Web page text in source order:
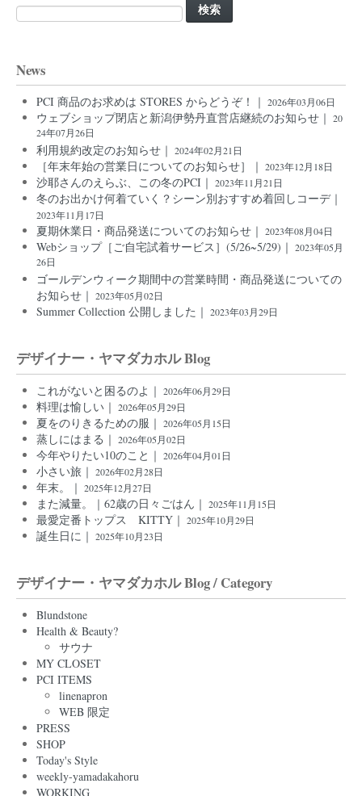
検
索:
News
PCI 商品のお求めは STORES からどうぞ！｜ 2026年03月06日
ウェブショップ閉店と新潟伊勢丹直営店継続のお知らせ｜ 20
24年07月26日
利用規約改定のお知らせ｜ 2024年02月21日
［年末年始の営業日についてのお知らせ］｜ 2023年12月18日
沙耶さんのえらぶ、この冬のPCI｜ 2023年11月21日
冬のお出かけ何着ていく？シーン別おすすめ着回しコーデ｜
2023年11月17日
夏期休業日・商品発送についてのお知らせ｜ 2023年08月04日
Webショップ［ご自宅試着サービス］(5/26~5/29)｜ 2023年05月
26日
ゴールデンウィーク期間中の営業時間・商品発送についての
お知らせ｜ 2023年05月02日
Summer Collection 公開しました｜ 2023年03月29日
デザイナー・ヤマダカホル Blog
これがないと困るのよ｜ 2026年06月29日
料理は愉しい｜ 2026年05月29日
夏をのりきるための服｜ 2026年05月15日
蒸しにはまる｜ 2026年05月02日
今年やりたい10のこと｜ 2026年04月01日
小さい旅｜ 2026年02月28日
年末。｜ 2025年12月27日
また減量。｜62歳の日々ごはん｜ 2025年11月15日
最愛定番トップス KITTY｜ 2025年10月29日
誕生日に｜ 2025年10月23日
デザイナー・ヤマダカホル Blog / Category
Blundstone
Health & Beauty?
サウナ
MY CLOSET
PCI ITEMS
linenapron
WEB 限定
PRESS
SHOP
Today's Style
weekly-yamadakahoru
WORKING